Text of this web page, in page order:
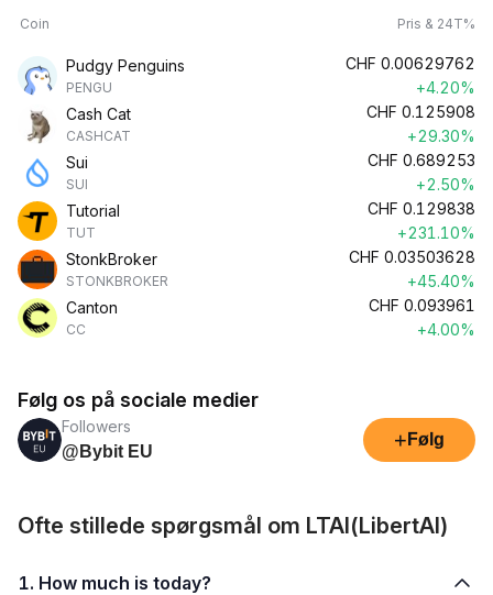
Coin Pris & 24T%
Pudgy Penguins
PENGU
CHF 0.00629762
+4.20%
Cash Cat
CASHCAT
CHF 0.125908
+29.30%
Sui
SUI
CHF 0.689253
+2.50%
Tutorial
TUT
CHF 0.129838
+231.10%
StonkBroker
STONKBROKER
CHF 0.03503628
+45.40%
Canton
CC
CHF 0.093961
+4.00%
Følg os på sociale medier
Followers
@Bybit EU
+ Følg
Ofte stillede spørgsmål om LTAI(LibertAI)
1. How much is today?